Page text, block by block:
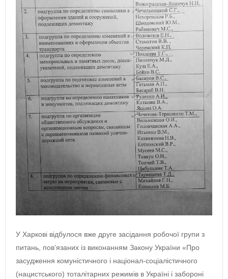
У Харкові відбулося вже друге засідання робочої групи з
питань, пов’язаних із виконанням Закону України «Про
засудження комуністичного і націонал-соціалістичного
(нацистського) тоталітарних режимів в Україні і забороні